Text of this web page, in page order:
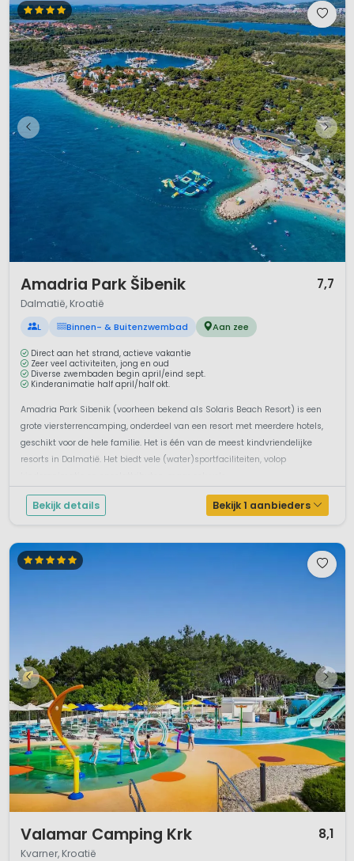
Amadria Park Šibenik 7,7
Dalmatië, Kroatië
L Binnen- & Buitenzwembad Aan zee
Direct aan het strand, actieve vakantie
Zeer veel activiteiten, jong en oud
Diverse zwembaden begin april/eind sept.
Kinderanimatie half april/half okt.
Amadria Park Sibenik (voorheen bekend als Solaris Beach Resort) is een
grote viersterrencamping, onderdeel van een resort met meerdere hotels,
geschikt voor de hele familie. Het is één van de meest kindvriendelijke
resorts in Dalmatië. Het biedt vele (water)sportfaciliteiten, volop
Bekijk details Bekijk 1 aanbieders
Valamar Camping Krk 8,1
Kvarner, Kroatië